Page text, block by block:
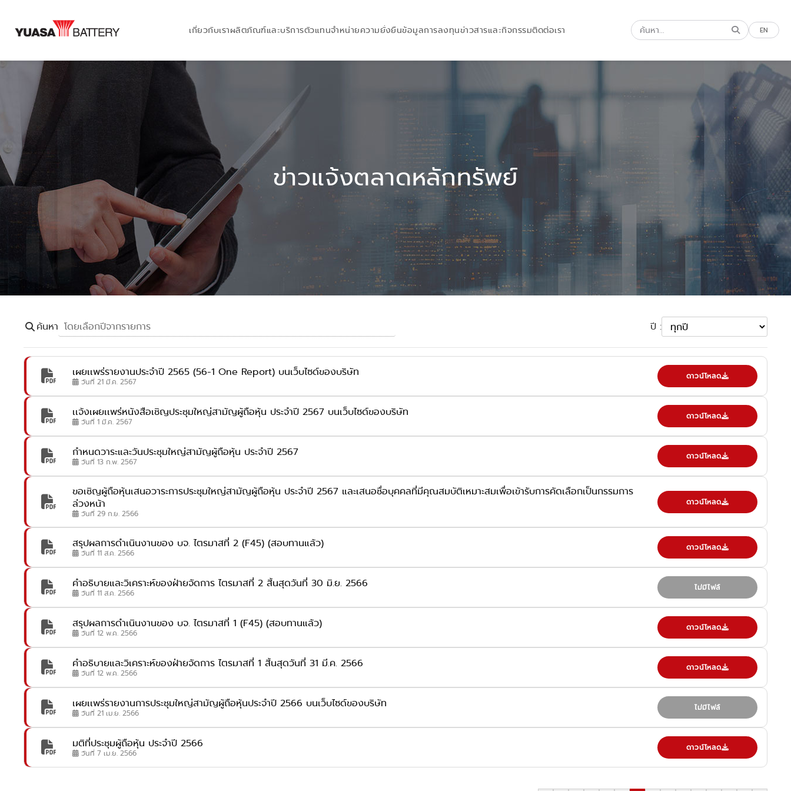
เกี่ยวกับเราผลิตภัณฑ์และบริการตัวแทนจำหน่ายความยั่งยืนข้อมูลการลงทุนข่าวสารและกิจกรรมติดต่อเรา EN
ข่าวแจ้งตลาดหลักทรัพย์
ค้นหา ปี :
เผยเเพร่รายงานประจำปี 2565 (56-1 One Report) บนเว็บไซด์ของบริษัท
วันที่ 21 มี.ค. 2567
ดาวน์โหลด
เเจ้งเผยเเพร่หนังสือเชิญประชุมใหญ่สามัญผู้ถือหุ้น ประจำปี 2567 บนเว็บไซด์ของบริษัท
วันที่ 1 มี.ค. 2567
ดาวน์โหลด
กำหนดวาระและวันประชุมใหญ่สามัญผู้ถือหุ้น ประจำปี 2567
วันที่ 13 ก.พ. 2567
ดาวน์โหลด
ขอเชิญผู้ถือหุ้นเสนอวาระการประชุมใหญ่สามัญผู้ถือหุ้น ประจำปี 2567 และเสนอชื่อบุคคลที่มีคุณสมบัติเหมาะสมเพื่อเข้ารับการคัดเลือกเป็นกรรมการ
ล่วงหน้า
วันที่ 29 ก.ย. 2566
ดาวน์โหลด
สรุปผลการดำเนินงานของ บจ. ไตรมาสที่ 2 (F45) (สอบทานแล้ว)
วันที่ 11 ส.ค. 2566
ดาวน์โหลด
คำอธิบายและวิเคราะห์ของฝ่ายจัดการ ไตรมาสที่ 2 สิ้นสุดวันที่ 30 มิ.ย. 2566
วันที่ 11 ส.ค. 2566
ไม่มีไฟล์
สรุปผลการดำเนินงานของ บจ. ไตรมาสที่ 1 (F45) (สอบทานแล้ว)
วันที่ 12 พ.ค. 2566
ดาวน์โหลด
คำอธิบายและวิเคราะห์ของฝ่ายจัดการ ไตรมาสที่ 1 สิ้นสุดวันที่ 31 มี.ค. 2566
วันที่ 12 พ.ค. 2566
ดาวน์โหลด
เผยเเพร่รายงานการประชุมใหญ่สามัญผู้ถือหุ้นประจำปี 2566 บนเว็บไซด์ของบริษัท
วันที่ 21 เม.ย. 2566
ไม่มีไฟล์
มติที่ประชุมผู้ถือหุ้น ประจำปี 2566
วันที่ 7 เม.ย. 2566
ดาวน์โหลด